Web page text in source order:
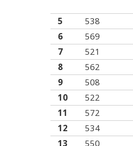
5 538
6
569
7
521
8
562
9
508
10
522
11
572
12
534
13
550